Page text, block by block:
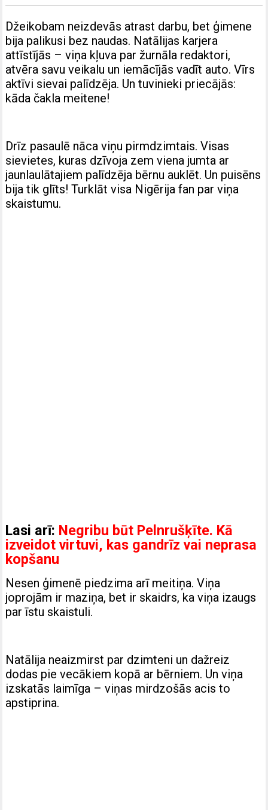
Džeikobam neizdevās atrast darbu, bet ģimene
bija palikusi bez naudas. Natālijas karjera
attīstījās – viņa kļuva par žurnāla redaktori,
atvēra savu veikalu un iemācījās vadīt auto. Vīrs
aktīvi sievai palīdzēja. Un tuvinieki priecājās:
kāda čakla meitene!
Drīz pasaulē nāca viņu pirmdzimtais. Visas
sievietes, kuras dzīvoja zem viena jumta ar
jaunlaulātajiem palīdzēja bērnu auklēt. Un puisēns
bija tik glīts! Turklāt visa Nigērija fan par viņa
skaistumu.
Lasi arī: Negribu būt Pelnrušķīte. Kā
izveidot virtuvi, kas gandrīz vai neprasa
kopšanu
Nesen ģimenē piedzima arī meitiņa. Viņa
joprojām ir maziņa, bet ir skaidrs, ka viņa izaugs
par īstu skaistuli.
Natālija neaizmirst par dzimteni un dažreiz
dodas pie vecākiem kopā ar bērniem. Un viņa
izskatās laimīga – viņas mirdzošās acis to
apstiprina.